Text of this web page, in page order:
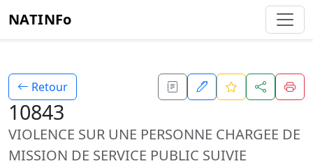
NATINFo
Retour
10843
VIOLENCE SUR UNE PERSONNE CHARGEE DE
MISSION DE SERVICE PUBLIC SUIVIE